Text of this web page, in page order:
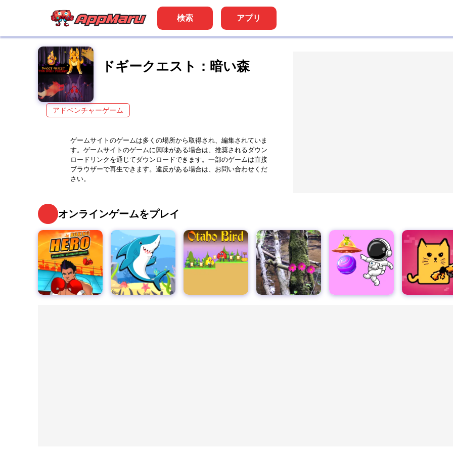
検索 アプリ
ファニーシューター2
ドギークエスト：暗い森
アドベンチャーゲーム
ゲームサイトのゲームは多くの場所から取得され、編集されていま
す。ゲームサイトのゲームに興味がある場合は、推奨されるダウン
ロードリンクを通じてダウンロードできます。一部のゲームは直接
ブラウザーで再生できます。違反がある場合は、お問い合わせくだ
さい。
オンラインゲームをプレイ
パパサメアドベンチャー オタホバード 外惑星 猫対クリポティアン